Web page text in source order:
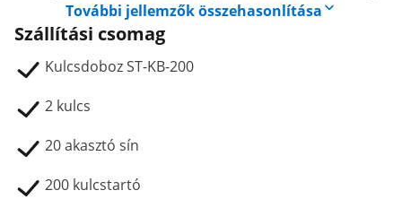
További jellemzők összehasonlítása
Szállítási csomag
Kulcsdoboz ST-KB-200
2 kulcs
20 akasztó sín
200 kulcstartó